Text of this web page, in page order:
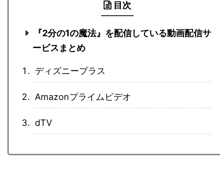
目次
『2分の1の魔法』を配信している動画配信サ
ービスまとめ
ディズニープラス
Amazonプライムビデオ
dTV